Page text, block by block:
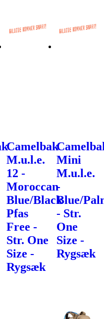
Camelbak
M.u.l.e.
12 -
Moroccan
Blue/Black
Pfas
Free -
Str. One
Size -
Rygsæk
Mini
M.u.l.e.
-
Blue/
- Str.
One
Size -
Rygsæk